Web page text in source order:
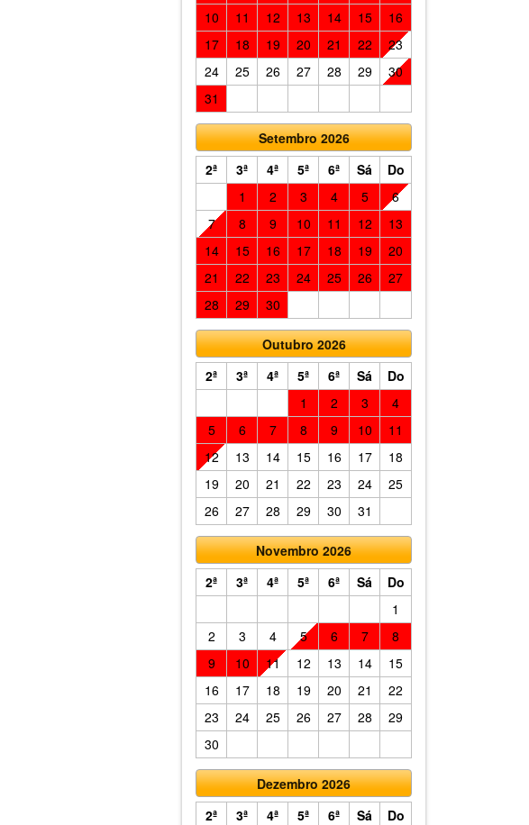
10
11 12 13 14 15
16
17
18 19 20 21 22
23
24
25 26 27 28 29
30
31
Setembro 2026
2ª
3ª 4ª 5ª 6ª Sá
Do
1
2 3 4 5
6
7
8 9 10 11 12
13
14
15 16 17 18 19
20
21
22 23 24 25 26
27
28
29 30
Outubro 2026
2ª
3ª 4ª 5ª 6ª Sá
Do
1
2 3
4
5
6 7 8 9 10
11
12
13 14 15 16 17
18
19
20 21 22 23 24
25
26
27 28 29 30 31
Novembro 2026
2ª
3ª 4ª 5ª 6ª Sá
Do
1
2
3 4 5 6 7
8
9
10 11 12 13 14
15
16
17 18 19 20 21
22
23
24 25 26 27 28
29
30
Dezembro 2026
2ª
3ª 4ª 5ª 6ª Sá
Do